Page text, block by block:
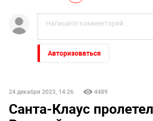
Авторизоваться
24 декабря 2023, 14:26 4489
Санта-Клаус